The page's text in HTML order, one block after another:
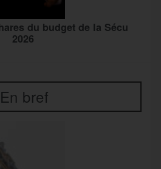
du budget de la Sécu
2026
En bref